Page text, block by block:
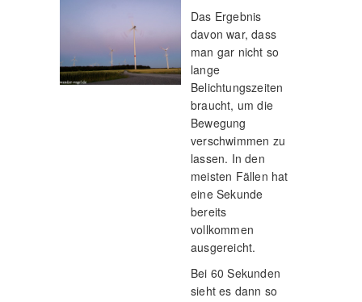
Das Ergebnis
davon war, dass
man gar nicht so
lange
Belichtungszeiten
braucht, um die
Bewegung
verschwimmen zu
lassen. In den
meisten Fällen hat
eine Sekunde
bereits
vollkommen
ausgereicht.
Bei 60 Sekunden
sieht es dann so